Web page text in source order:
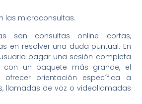
las microconsultas.
son consultas online cortas,
en resolver una duda puntual. En
pagar una sesión completa
con un paquete más grande, el
ofrecer orientación específica a
llamadas de voz o videollamadas